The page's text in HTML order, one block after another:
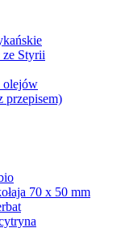
ze Styrii
olejów
przepisem)
70 x 50 mm